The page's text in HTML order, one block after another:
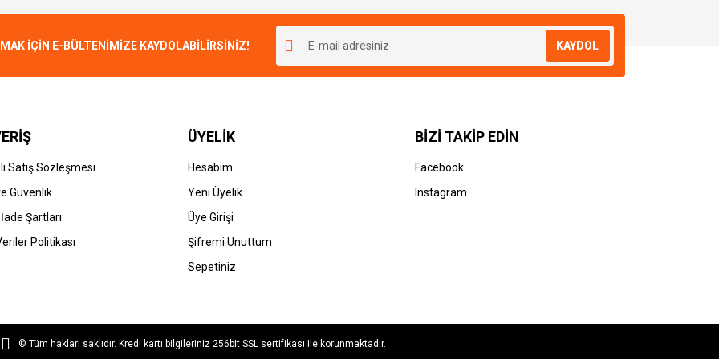
Gönder
İÇİN E-BÜLTENİMİZE KAYDOLABİLİRSİNİZ! KAYDOL
Satış Sözleşmesi
Güvenlik
Şartları
Politikası
ÜYELİK
Hesabım
Yeni Üyelik
Üye Girişi
Şifremi Unuttum
Sepetiniz
BİZİ TAKİP EDİN
Facebook
Instagram
© Tüm hakları saklıdır. Kredi kartı bilgileriniz 256bit SSL sertifikası ile korunmaktadır.